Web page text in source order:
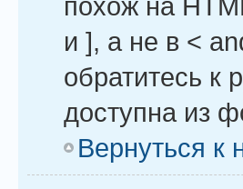
и ], а не в <
обратитесь к
доступна из
Вернуться к